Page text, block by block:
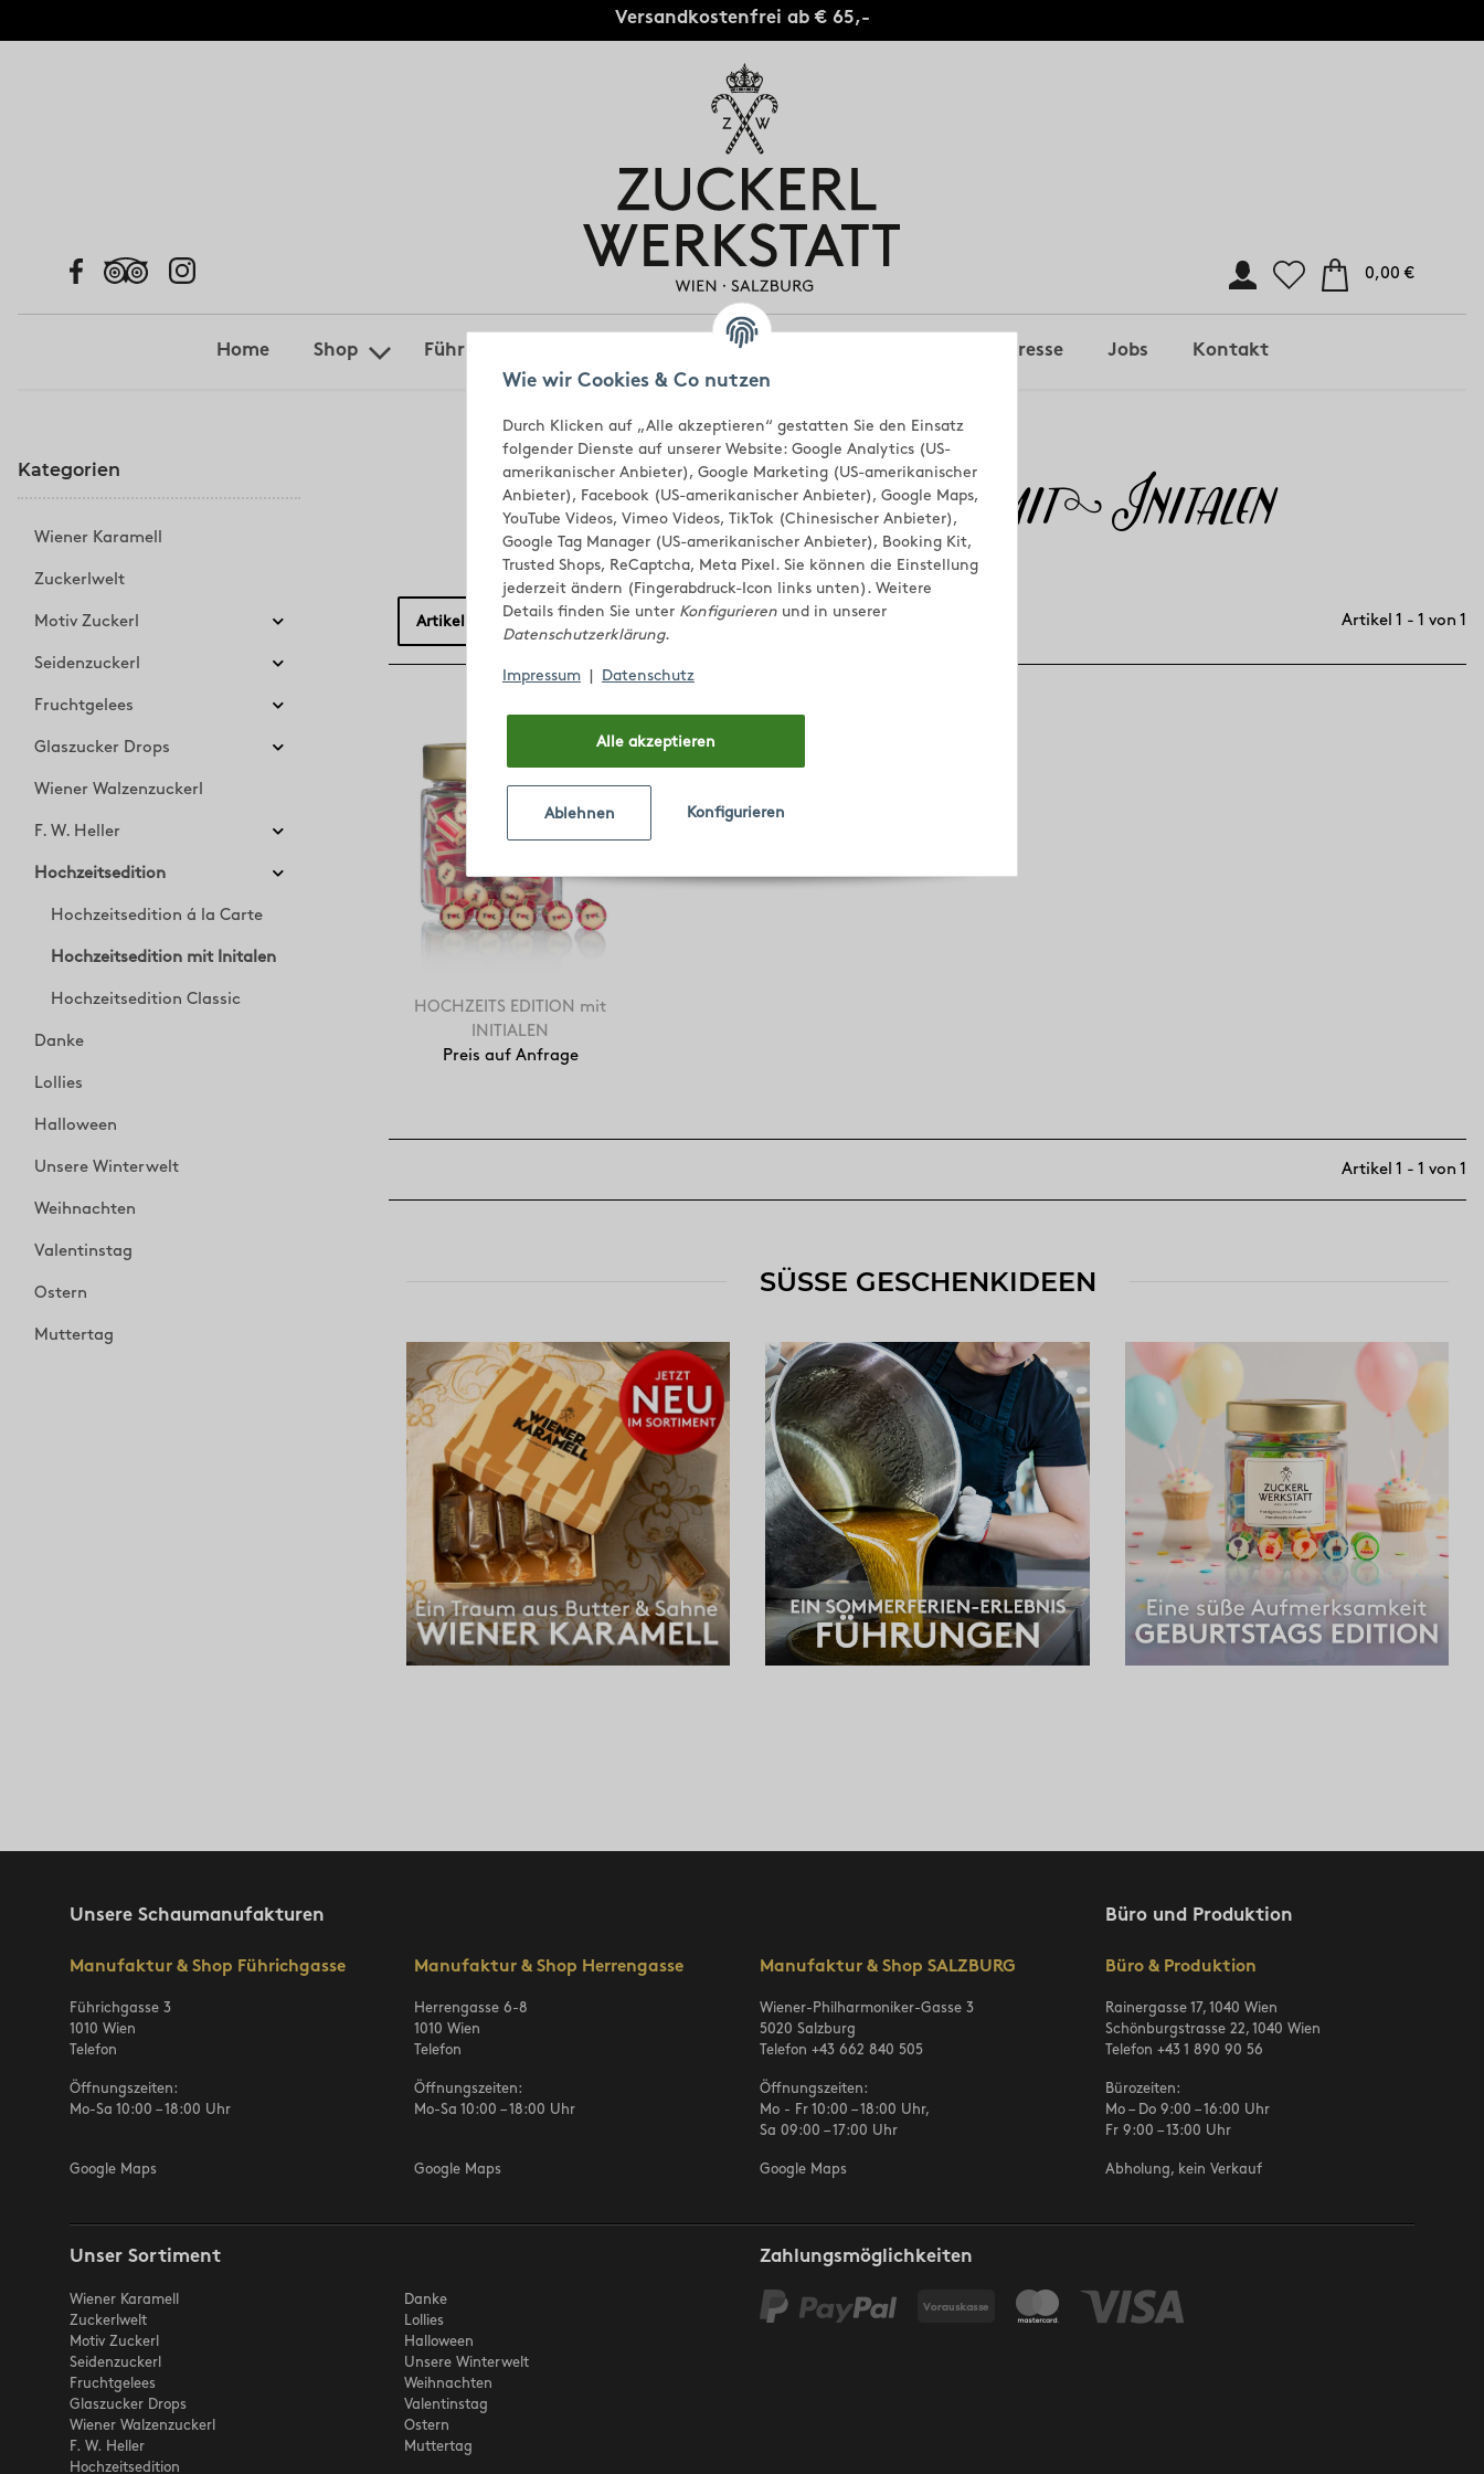
Versandkostenfrei ab € 65,-
0,00 €
Home Shop Führungen Standorte Presse Jobs Kontakt
Hochzeitsedition mit Initalen
Artikel pro Seite Artikel 1 - 1 von 1
HOCHZEITS EDITION mit
INITIALEN
Preis auf Anfrage
Artikel 1 - 1 von 1
SÜSSE GESCHENKIDEEN
Kategorien
Wiener Karamell
Zuckerlwelt
Motiv Zuckerl
Seidenzuckerl
Fruchtgelees
Glaszucker Drops
Wiener Walzenzuckerl
F. W. Heller
Hochzeitsedition
Hochzeitsedition á la Carte
Hochzeitsedition mit Initalen
Hochzeitsedition Classic
Danke
Lollies
Halloween
Unsere Winterwelt
Weihnachten
Valentinstag
Ostern
Muttertag
Unsere Schaumanufakturen
Manufaktur & Shop Führichgasse
Führichgasse 3
1010 Wien
Telefon
Öffnungszeiten:
Mo-Sa 10:00 – 18:00 Uhr
Google Maps
Manufaktur & Shop Herrengasse
Herrengasse 6-8
1010 Wien
Telefon
Öffnungszeiten:
Mo-Sa 10:00 – 18:00 Uhr
Google Maps
Manufaktur & Shop SALZBURG
Wiener-Philharmoniker-Gasse 3
5020 Salzburg
Telefon +43 662 840 505
Öffnungszeiten:
Mo - Fr 10:00 – 18:00 Uhr,
Sa 09:00 – 17:00 Uhr
Google Maps
Büro und Produktion
Büro & Produktion
Rainergasse 17, 1040 Wien
Schönburgstrasse 22, 1040 Wien
Telefon +43 1 890 90 56
Bürozeiten:
Mo – Do 9:00 – 16:00 Uhr
Fr 9:00 – 13:00 Uhr
Abholung, kein Verkauf
Unser Sortiment
Wiener Karamell
Zuckerlwelt
Motiv Zuckerl
Seidenzuckerl
Fruchtgelees
Glaszucker Drops
Wiener Walzenzuckerl
F. W. Heller
Hochzeitsedition
Danke
Lollies
Halloween
Unsere Winterwelt
Weihnachten
Valentinstag
Ostern
Muttertag
Zahlungsmöglichkeiten
Wie wir Cookies & Co nutzen
Durch Klicken auf „Alle akzeptieren“ gestatten Sie den Einsatz
folgender Dienste auf unserer Website: Google Analytics (US-
amerikanischer Anbieter), Google Marketing (US-amerikanischer
Anbieter), Facebook (US-amerikanischer Anbieter), Google Maps,
YouTube Videos, Vimeo Videos, TikTok (Chinesischer Anbieter),
Google Tag Manager (US-amerikanischer Anbieter), Booking Kit,
Trusted Shops, ReCaptcha, Meta Pixel. Sie können die Einstellung
jederzeit ändern (Fingerabdruck-Icon links unten). Weitere
Details finden Sie unter Konfigurieren und in unserer
Datenschutzerklärung.
Impressum Datenschutz
Alle akzeptieren
Konfigurieren
Ablehnen